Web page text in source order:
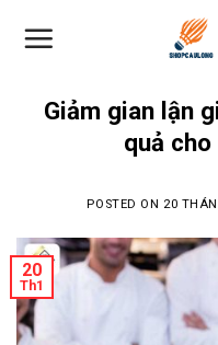
Giảm gian lận
quả
POSTED ON 20
20
Th1